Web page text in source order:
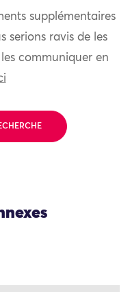
supplémentaires
serions ravis de les
communiquer en